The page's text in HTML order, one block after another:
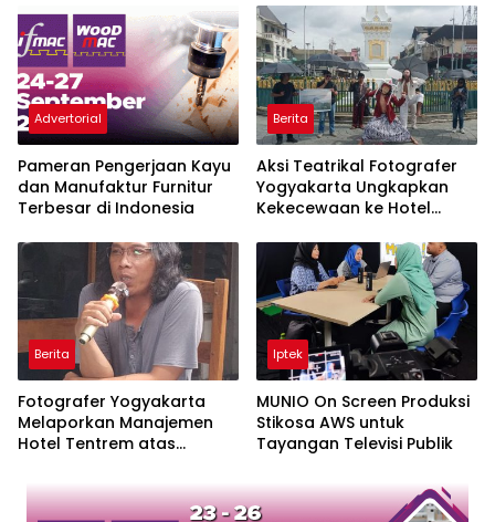
Dalam Mengatasi
Disinformasi
Perilaku Konsumen Bahan
Bakar Alternatif
Advertorial
Pameran Pengerjaan Kayu
dan Manufaktur Furnitur
Terbesar di Indonesia
Berita
Aksi Teatrikal Fotografer
Yogyakarta Ungkapkan
Kekecewaan ke Hotel
Berita
Fotografer Yogyakarta
Melaporkan Manajemen
Hotel Tentrem atas
Iptek
MUNIO On Screen Produksi
Stikosa AWS untuk
Tayangan Televisi Publik